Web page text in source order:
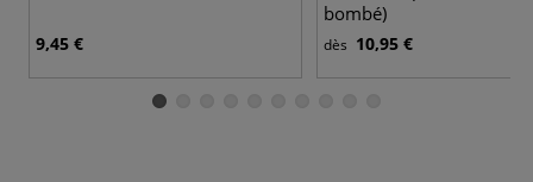
9,45 €
bombé)
dès 10,95 €